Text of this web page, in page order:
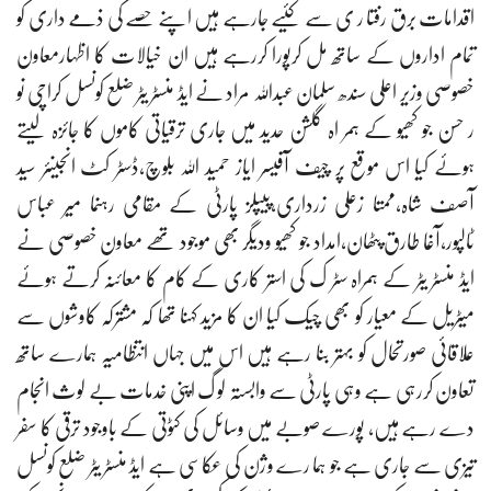
اقدامات برق رفتا ر ی سے کئیے جارہے ہیں اپنے حصے کی ذمے داری کو
تمام اداروں کے ساتھ مل کرپورا کررہے ہیں ان خیالات کا اظہارمعاون
خصوصی وزیر اعلی سندھ سلمان عبداللہ مراد نے ایڈ منسٹر یٹر ضلع کونسل کراچی نو
ر حسن جو کھیو کے ہمر اہ گلشن حدید میں جاری ترقیاتی کاموں کا جائزہ لیتے
ہوئے کیا اس موقع پر چیف آفیسر ایاز حمید اللہ بلوچ،ڈسٹر کٹ انجینئر سید
آصف شاہ،ممتا زعلی زرداری،پیپلز پارٹی کے مقامی رہنما میر عباس
ٹالپور،آغا طارق پٹھان،امداد جو کھیو ودیگر بھی موجود تھے معاون خصوصی نے
ایڈ منسٹر یٹر کے ہمراہ سٹر ک کی استر کاری کے کام کا معائنہ کرتے ہوئے
میٹریل کے معیار کو بھی چیک کیا ان کا مزید کہنا تھا کہ مشترکہ کاوشوں سے
علاقائی صورتحال کو بہتر بنا رہے ہیں اس میں جہاں انتظامیہ ہمارے ساتھ
تعاون کررہی ہے وہی پارٹی سے وابستہ لو گ اپنی خدمات بے لوث انجام
دے رہے ہیں، پورے صوبے میں وسائل کی کٹوتی کے باوجود ترقی کا سفر
تیزی سے جاری ہے جو ہما رے وژن کی عکاسی ہے ایڈ منسٹر یٹر ضلع کونسل